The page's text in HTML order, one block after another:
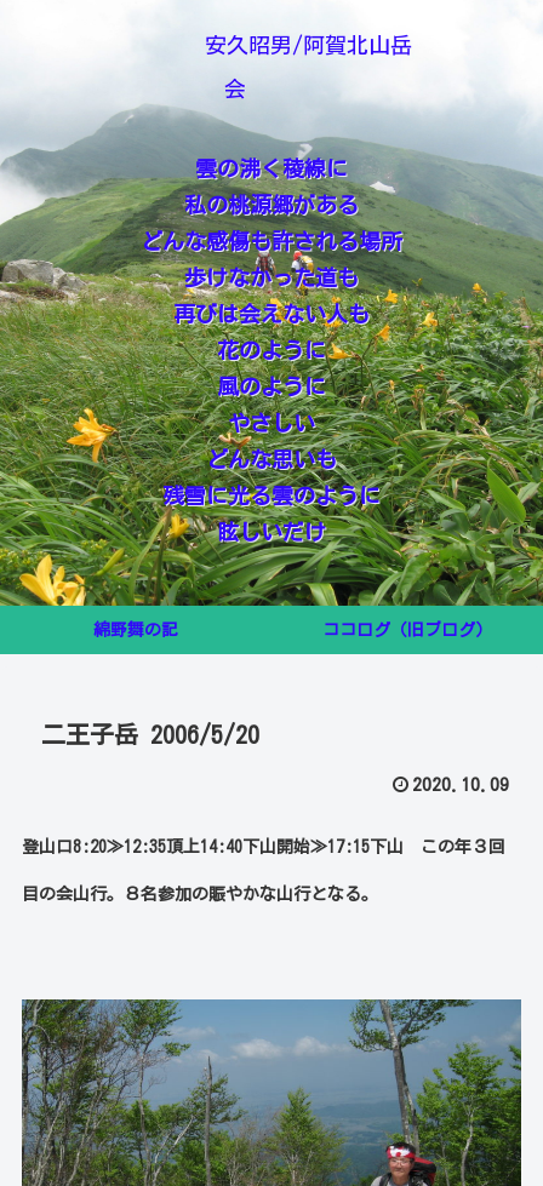
安久昭男/阿賀北山岳
会
雲の沸く稜線に
私の桃源郷がある
どんな感傷も許される場所
歩けなかった道も
再びは会えない人も
花のように
風のように
やさしい
どんな思いも
残雪に光る雲のように
眩しいだけ
綿野舞の記 ココログ（旧ブログ）
二王子岳 2006/5/20
2020.10.09
登山口8:20≫12:35頂上14:40下山開始≫17:15下山 この年３回
目の会山行。８名参加の賑やかな山行となる。